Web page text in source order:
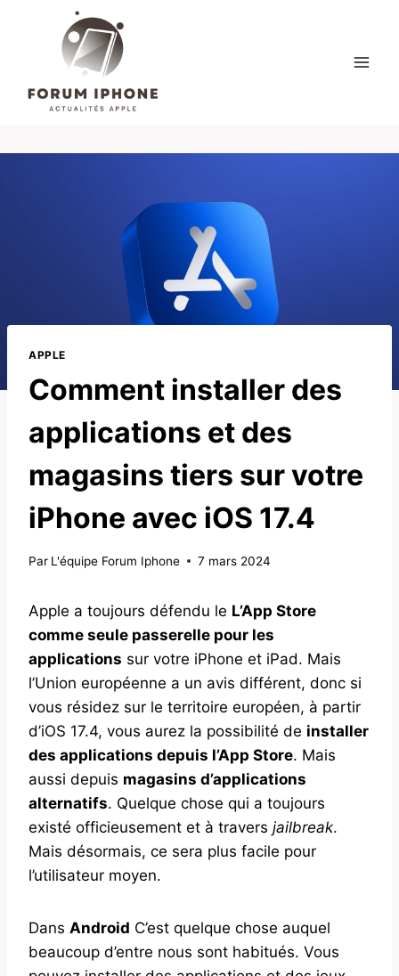
APPLE
Comment installer des
applications et des
magasins tiers sur votre
iPhone avec iOS 17.4
Par L'équipe Forum Iphone 7 mars 2024
Apple a toujours défendu le L’App Store
comme seule passerelle pour les
applications sur votre iPhone et iPad. Mais
l’Union européenne a un avis différent, donc si
vous résidez sur le territoire européen, à partir
d’iOS 17.4, vous aurez la possibilité de installer
des applications depuis l’App Store. Mais
aussi depuis magasins d’applications
alternatifs. Quelque chose qui a toujours
existé officieusement et à travers jailbreak.
Mais désormais, ce sera plus facile pour
l’utilisateur moyen.
Dans Android C’est quelque chose auquel
beaucoup d’entre nous sont habitués. Vous